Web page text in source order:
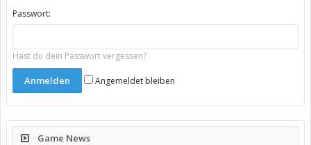
Passwort:
Hast du dein Passwort vergessen?
Angemeldet bleiben
Game News